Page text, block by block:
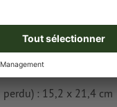
d'impression
: 15,2 x 21,4 cm